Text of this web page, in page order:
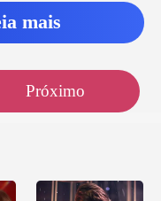
sentir naquele
mais
Próximo